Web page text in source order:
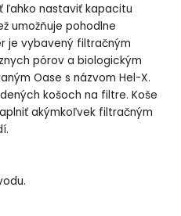
ľahko nastaviť kapacitu
umožňuje pohodlne
je vybavený filtračným
pórov a biologickým
Oase s názvom Hel-X.
košoch na filtre. Koše
akýmkoľvek filtračným